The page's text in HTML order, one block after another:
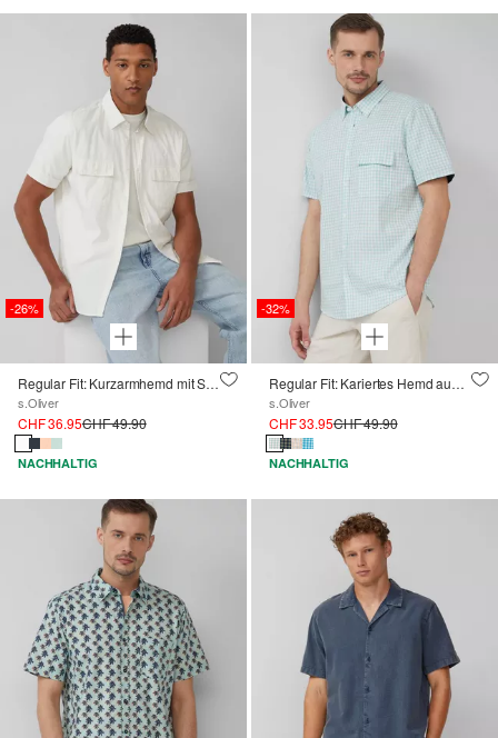
-26%
Regular Fit: Kurzarmhemd mit Strukturstreifen und Kentkragen
s.Oliver
CHF 36.95CHF 49.90
NACHHALTIG
-32%
Regular Fit: Kariertes Hemd aus Baumwolle mit Button-Down-Kragen
s.Oliver
CHF 33.95CHF 49.90
NACHHALTIG